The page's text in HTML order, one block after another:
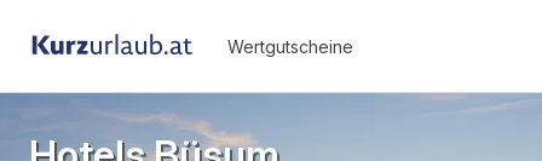
Wertgutscheine